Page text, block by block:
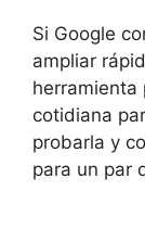
Si Google
ampliar
herramienta
cotidiana
probarla y
para un par